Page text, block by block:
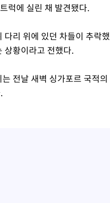
럭에 실린 채 발견됐다.
다리 위에 있던 차들이 추락
상황이라고 전했다.
전날 새벽 싱가포르 국적